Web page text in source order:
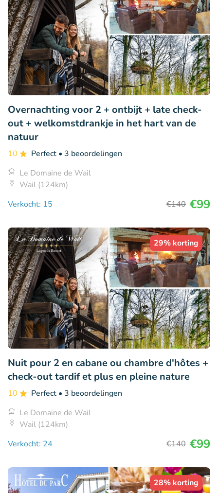
Overnachting voor 2 + ontbijt + late check-
out + welkomstdrankje in het hart van de
natuur
10 Perfect • 3 beoordelingen
Le Domaine de Wail
Wail (124km)
Verkocht: 15
€140 €99
29% korting
Nuit pour 2 en cabane ou chambre d'hôtes +
check-out tardif et plus en pleine nature
10 Perfect • 3 beoordelingen
Le Domaine de Wail
Wail (124km)
Verkocht: 24
€140 €99
28% korting